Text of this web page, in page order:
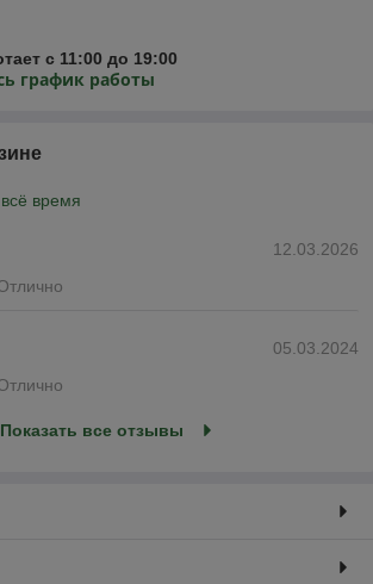
с 11:00 до 19:00
график работы
время
12.03.2026
05.03.2024
Показать все отзывы